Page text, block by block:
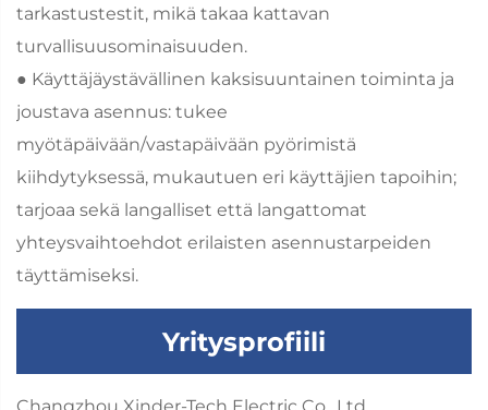
tarkastustestit, mikä takaa kattavan
turvallisuusominaisuuden.
● Käyttäjäystävällinen kaksisuuntainen toiminta ja
joustava asennus: tukee
myötäpäivään/vastapäivään pyörimistä
kiihdytyksessä, mukautuen eri käyttäjien tapoihin;
tarjoaa sekä langalliset että langattomat
yhteysvaihtoehdot erilaisten asennustarpeiden
täyttämiseksi.
Yritysprofiili